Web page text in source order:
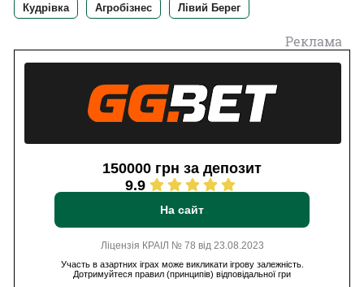
Кудрівка Агробізнес Лівий Берег
Реклама
150000 грн за депозит
9.9
На сайт
Ліцензія КРАІЛ № 78 від 23.08.2023
Участь в азартних іграх може викликати ігрову залежність.
Дотримуйтеся правил (принципів) відповідальної гри